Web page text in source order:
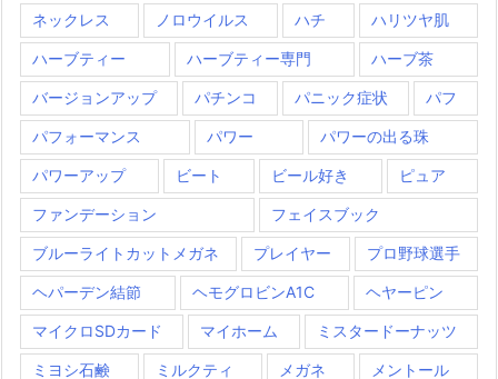
ネックレス ノロウイルス ハチ ハリツヤ肌
ハーブティー ハーブティー専門 ハーブ茶
バージョンアップ パチンコ パニック症状 パフ
パフォーマンス パワー パワーの出る珠
パワーアップ ビート ビール好き ピュア
ファンデーション フェイスブック
ブルーライトカットメガネ プレイヤー プロ野球選手
ヘパーデン結節 ヘモグロビンA1C ヘヤーピン
マイクロSDカード マイホーム ミスタードーナッツ
ミヨシ石鹸 ミルクティ メガネ メントール